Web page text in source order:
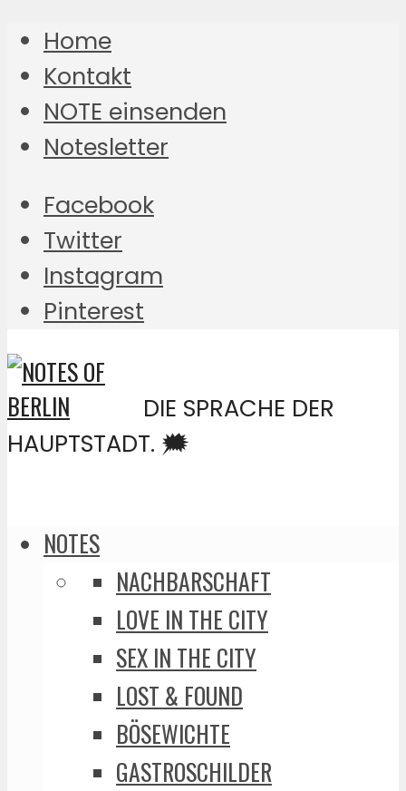
Home
Kontakt
NOTE einsenden
Notesletter
Facebook
Twitter
Instagram
Pinterest
DIE SPRACHE DER
HAUPTSTADT. 🗯️
NOTES
NACHBARSCHAFT
LOVE IN THE CITY
SEX IN THE CITY
LOST & FOUND
BÖSEWICHTE
GASTROSCHILDER